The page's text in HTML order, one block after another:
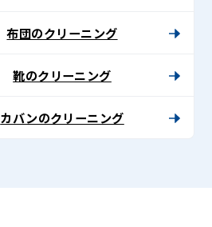
布団のクリーニング
靴のクリーニング
カバンのクリーニング